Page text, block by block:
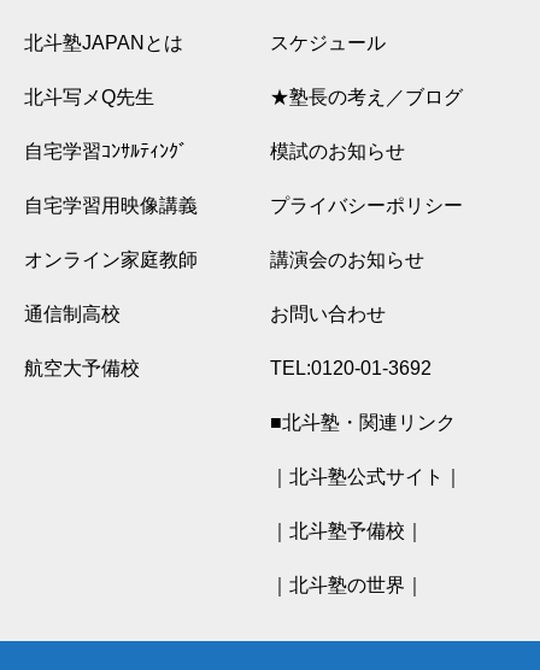
北斗塾JAPANとは
北斗写メQ先生
自宅学習ｺﾝｻﾙﾃｨﾝｸﾞ
自宅学習用映像講義
オンライン家庭教師
通信制高校
航空大予備校
スケジュール
★塾長の考え／ブログ
模試のお知らせ
プライバシーポリシー
講演会のお知らせ
お問い合わせ
TEL:0120-01-3692
■北斗塾・関連リンク
｜北斗塾公式サイト｜
｜北斗塾予備校｜
｜北斗塾の世界｜